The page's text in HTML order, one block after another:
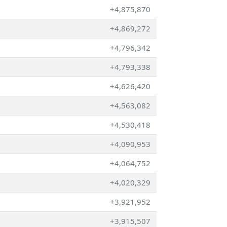
+4,875,870
+4,869,272
+4,796,342
+4,793,338
+4,626,420
+4,563,082
+4,530,418
+4,090,953
+4,064,752
+4,020,329
+3,921,952
+3,915,507